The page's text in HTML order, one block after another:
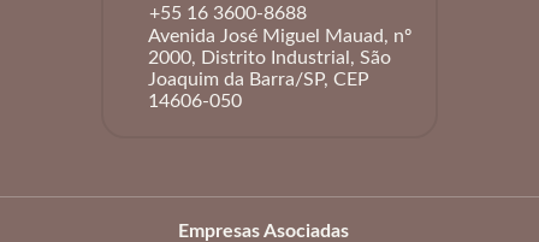
+55 16 3600-8688
Avenida José Miguel Mauad, nº
2000, Distrito Industrial, São
Joaquim da Barra/SP, CEP
14606-050
Empresas Asociadas